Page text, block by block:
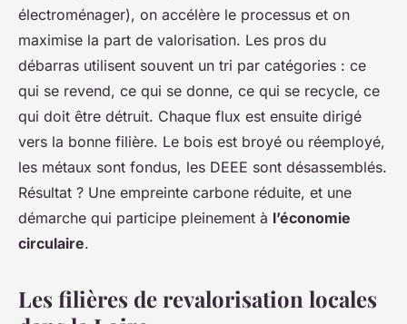
électroménager), on accélère le processus et on
maximise la part de valorisation. Les pros du
débarras utilisent souvent un tri par catégories : ce
qui se revend, ce qui se donne, ce qui se recycle, ce
qui doit être détruit. Chaque flux est ensuite dirigé
vers la bonne filière. Le bois est broyé ou réemployé,
les métaux sont fondus, les DEEE sont désassemblés.
Résultat ? Une empreinte carbone réduite, et une
démarche qui participe pleinement à l’économie
circulaire.
Les filières de revalorisation locales